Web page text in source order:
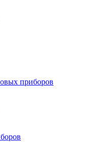
приборов